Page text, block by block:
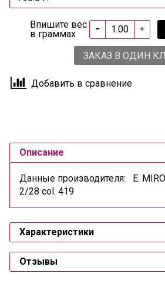
Впишите вес
в граммах
ЗАКАЗ В ОДИН
Добавить в сравнение
Описание
Данные производителя: E.
2/28 col. 419
Характеристики
Отзывы